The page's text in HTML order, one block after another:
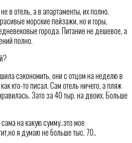
в отель, а в апартаменты, их полно.
морские пейзажи, но и горы,
города. Питание не дешевое, а
полно.
сэкономить, они с отцом на неделю в
кто-то писал. Сам отель ничего, а пляж
Зато за 40 тыр. на двоих. Больше
на какую сумму..это мое
я думаю не больше тыс. 70..